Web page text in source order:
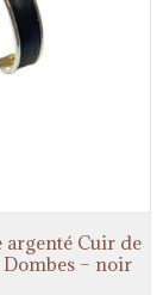
argenté Cuir de
Dombes – noir